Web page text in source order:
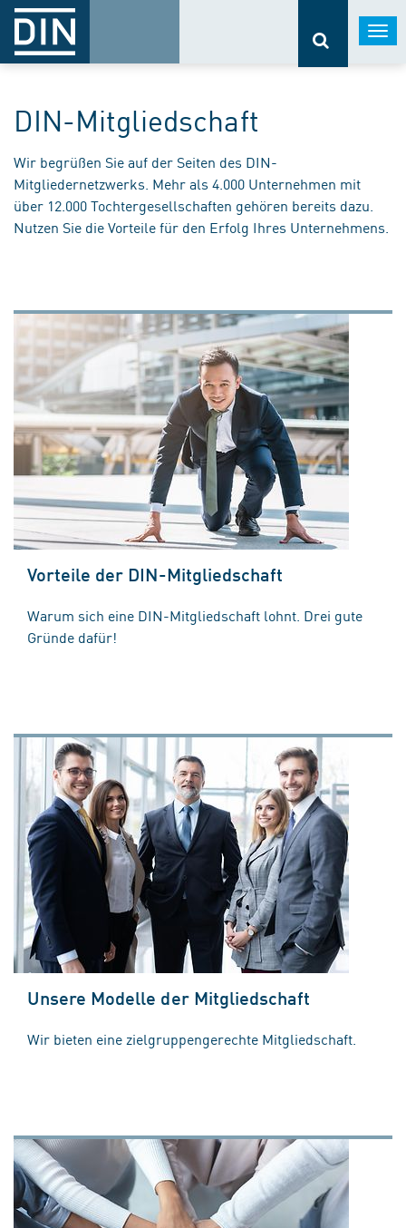
DIN-Mitgliedschaft
Wir begrüßen Sie auf der Seiten des DIN-
Mitgliedernetzwerks. Mehr als 4.000 Unternehmen mit
über 12.000 Tochtergesellschaften gehören bereits dazu.
Nutzen Sie die Vorteile für den Erfolg Ihres Unternehmens.
Vorteile der DIN-Mitgliedschaft
Warum sich eine DIN-Mitgliedschaft lohnt. Drei gute
Gründe dafür!
Unsere Modelle der Mitgliedschaft
Wir bieten eine zielgruppengerechte Mitgliedschaft.